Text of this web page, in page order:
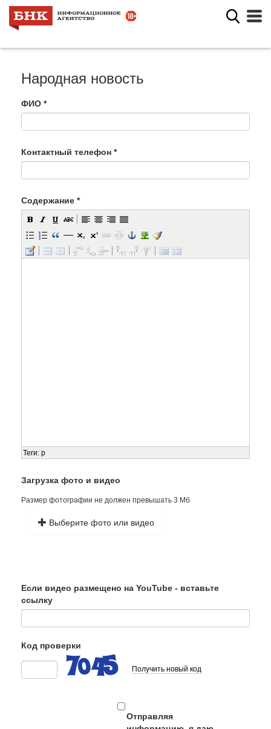
Народная новость
ФИО *
Контактный телефон *
Содержание *
Теги: p
Загрузка фото и видео
Размер фотографии не должен превышать 3 Мб
Выберите фото или видео
Если видео размещено на YouTube - вставьте
ссылку
Код проверки
Получить новый код
Отправляя